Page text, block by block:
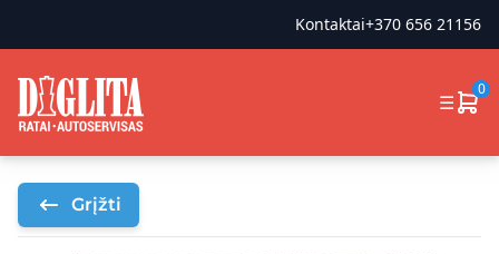
Kontaktai+370 656 21156
☰
0
Grįžti